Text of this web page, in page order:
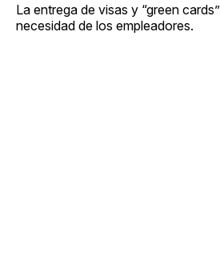
La entrega de visas y “green
necesidad de los empleadores.